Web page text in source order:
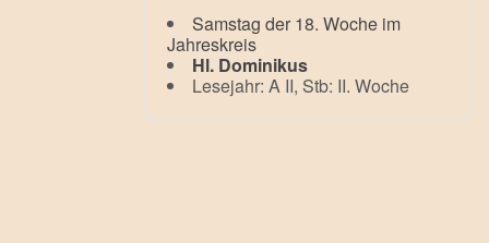
Samstag der 18. Woche im
Jahreskreis
Hl. Dominikus
Lesejahr: A II, Stb: II. Woche